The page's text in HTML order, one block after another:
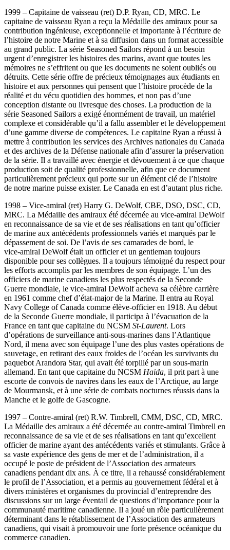
1999 – Capitaine de vaisseau (ret) D.P. Ryan, CD, MRC. Le
capitaine de vaisseau Ryan a reçu la Médaille des amiraux pour sa
contribution ingénieuse, exceptionnelle et importante à l’écriture de
l’histoire de notre Marine et à sa diffusion dans un format accessible
au grand public. La série Seasoned Sailors répond à un besoin
urgent d’enregistrer les histoires des marins, avant que toutes les
mémoires ne s’effritent ou que les documents ne soient oubliés ou
détruits. Cette série offre de précieux témoignages aux étudiants en
histoire et aux personnes qui pensent que l’histoire procède de la
réalité et du vécu quotidien des hommes, et non pas d’une
conception distante ou livresque des choses. La production de la
série Seasoned Sailors a exigé énormément de travail, un matériel
complexe et considérable qu’il a fallu assembler et le développement
d’une gamme diverse de compétences. Le capitaine Ryan a réussi à
mettre à contribution les services des Archives nationales du Canada
et des archives de la Défense nationale afin d’assurer la préservation
de la série. Il a travaillé avec énergie et dévouement à ce que chaque
production soit de qualité professionnelle, afin que ce document
particulièrement précieux qui porte sur un élément clé de l’histoire
de notre marine puisse exister. Le Canada en est d’autant plus riche.
1998 – Vice-amiral (ret) Harry G. DeWolf, CBE, DSO, DSC, CD,
MRC. La Médaille des amiraux été décernée au vice-amiral DeWolf
en reconnaissance de sa vie et de ses réalisations en tant qu’officier
de marine aux antécédents professionnels variés et marqués par le
dépassement de soi. De l’avis de ses camarades de bord, le
vice‑amiral DeWolf était un officier et un gentleman toujours
disponible pour ses collègues. Il a toujours témoigné du respect pour
les efforts accomplis par les membres de son équipage. L’un des
officiers de marine canadiens les plus respectés de la Seconde
Guerre mondiale, le vice-amiral DeWolf acheva sa célèbre carrière
en 1961 comme chef d’état‑major de la Marine. Il entra au Royal
Navy College of Canada comme élève‑officier en 1918. Au début
de la Seconde Guerre mondiale, il participa à l’évacuation de la
France en tant que capitaine du NCSM St-Laurent. Lors
d’opérations de surveillance anti-sous-marines dans l’Atlantique
Nord, il mena avec son équipage l’une des plus vastes opérations de
sauvetage, en retirant des eaux froides de l’océan les survivants du
paquebot Arandora Star, qui avait été torpillé par un sous-marin
allemand. En tant que capitaine du NCSM Haida, il prit part à une
escorte de convois de navires dans les eaux de l’Arctique, au large
de Mourmansk, et à une série de combats nocturnes réussis dans la
Manche et le golfe de Gascogne.
1997 – Contre-amiral (ret) R.W. Timbrell, CMM, DSC, CD, MRC.
La Médaille des amiraux a été décernée au contre-amiral Timbrell en
reconnaissance de sa vie et de ses réalisations en tant qu’excellent
officier de marine ayant des antécédents variés et stimulants. Grâce à
sa vaste expérience des gens de mer et de l’administration, il a
occupé le poste de président de l’Association des armateurs
canadiens pendant dix ans. À ce titre, il a rehaussé considérablement
le profil de l’Association, et a permis au gouvernement fédéral et à
divers ministères et organismes du provincial d’entreprendre des
discussions sur un large éventail de questions d’importance pour la
communauté maritime canadienne. Il a joué un rôle particulièrement
déterminant dans le rétablissement de l’Association des armateurs
canadiens, qui visait à promouvoir une forte présence océanique du
commerce canadien.